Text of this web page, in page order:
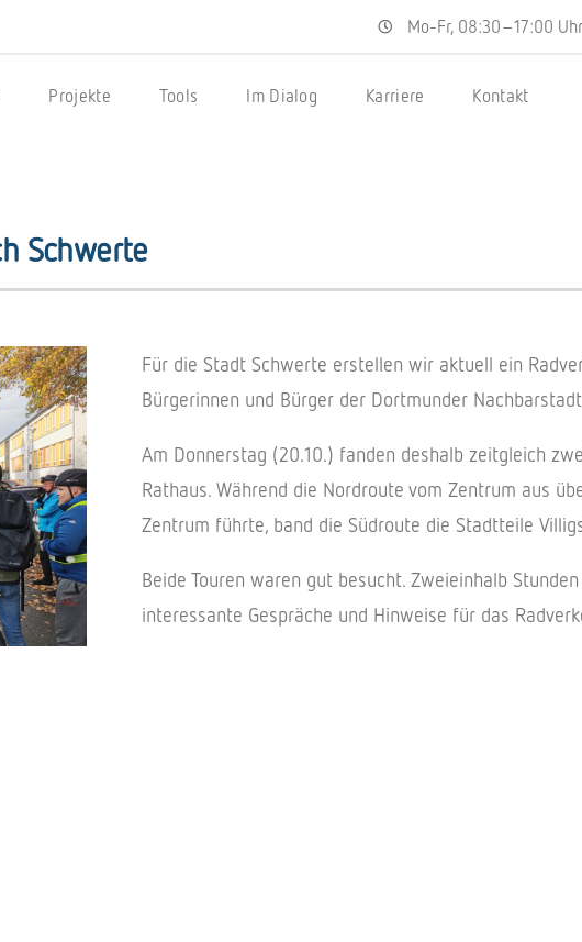
Mo-Fr, 08:30–17:00 Uhr
Projekte Tools Im Dialog Karriere Kontakt
Schwerte
Für die Stadt Schwerte erstellen wir aktuell ein
Bürgerinnen und Bürger der Dortmunder
Am Donnerstag (20.10.) fanden deshalb zeitgleich
Rathaus. Während die Nordroute vom Zentrum aus
Zentrum führte, band die Südroute die Stadtteile
Beide Touren waren gut besucht. Zweieinhalb
interessante Gespräche und Hinweise für das